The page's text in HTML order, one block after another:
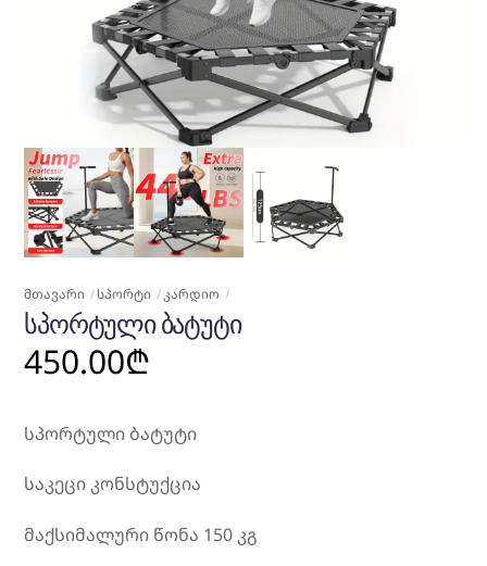
ᲛᲗᲐᲕᲐᲠᲘ ᲡᲞᲝᲠᲢᲘ ᲙᲐᲠᲓᲘᲝ
ᲡᲞᲝᲠᲢᲣᲚᲘ ᲑᲐᲢᲣᲢᲘ
450.00₾
სპორტული ბატუტი
საკეცი კონსტუქცია
მაქსიმალური წონა 150 კგ